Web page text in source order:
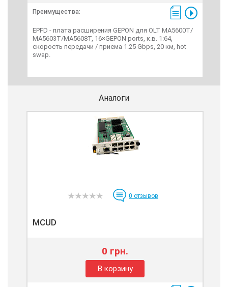
Преимущества:
EPFD - плата расширения GEPON для OLT МА5600Т/
МА5603Т/МА5608Т, 16×GEPON ports, к.в. 1:64,
скорость передачи / приема 1.25 Gbps, 20 км, hot
swap.
Аналоги
0 отзывов
MCUD
0 грн.
В корзину